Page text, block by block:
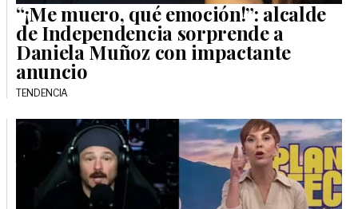
“¡Me muero, qué emoción!”: alcalde
de Independencia sorprende a
Daniela Muñoz con impactante
anuncio
TENDENCIA